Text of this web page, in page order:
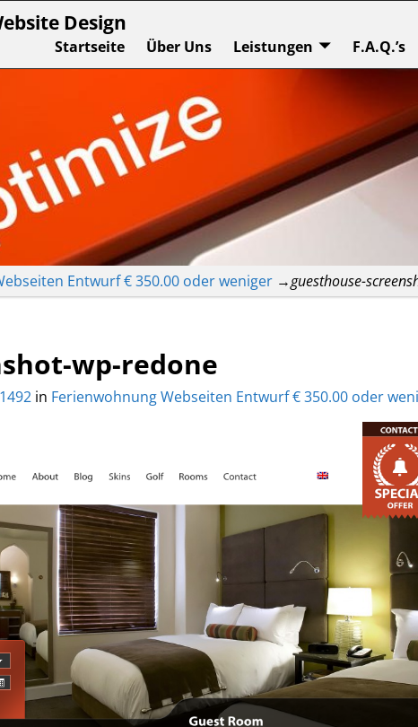
Design
Startseite Über Uns Leistungen F.A.Q.’s
Entwurf € 350.00 oder weniger→guesthouse-
wp-redone
in Ferienwohnung Webseiten Entwurf € 350.00 oder